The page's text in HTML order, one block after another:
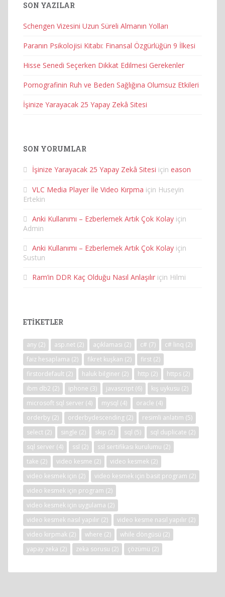
SON YAZILAR
Schengen Vizesini Uzun Süreli Almanın Yolları
Paranın Psikolojisi Kitabı: Finansal Özgürlüğün 9 İlkesi
Hisse Senedi Seçerken Dikkat Edilmesi Gerekenler
Pornografinin Ruh ve Beden Sağlığına Olumsuz Etkileri
İşinize Yarayacak 25 Yapay Zekâ Sitesi
SON YORUMLAR
İşinize Yarayacak 25 Yapay Zekâ Sitesi için eason
VLC Media Player İle Video Kırpma için Huseyin
Ertekin
Anki Kullanımı – Ezberlemek Artık Çok Kolay için
Admin
Anki Kullanımı – Ezberlemek Artık Çok Kolay için
Sustun
Ram’in DDR Kaç Olduğu Nasıl Anlaşılır için Hilmi
ETIKETLER
any (2) asp.net (2) açıklaması (2) c# (7) c# linq (2)
faiz hesaplama (2) fikret kuşkan (2) first (2)
firstordefault (2) haluk bilginer (2) http (2) https (2)
ibm db2 (2) iphone (3) javascript (6) kış uykusu (2)
microsoft sql server (4) mysql (4) oracle (4)
orderby (2) orderbydescending (2) resimli anlatım (5)
select (2) single (2) skip (2) sql (5) sql duplicate (2)
sql server (4) ssl (2) ssl sertifikası kurulumu (2)
take (2) video kesme (2) video kesmek (2)
video kesmek için (2) video kesmek için basit program (2)
video kesmek için program (2)
video kesmek için uygulama (2)
video kesmek nasıl yapılır (2) video kesme nasıl yapılır (2)
video kırpmak (2) where (2) while döngüsü (2)
yapay zeka (2) zeka sorusu (2) çözümü (2)